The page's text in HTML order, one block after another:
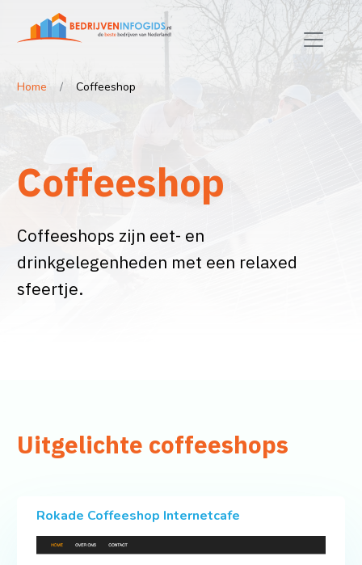
Home Coffeeshop
Coffeeshop
Coffeeshops zijn eet- en
drinkgelegenheden met een relaxed
sfeertje.
Uitgelichte coffeeshops
Rokade Coffeeshop Internetcafe